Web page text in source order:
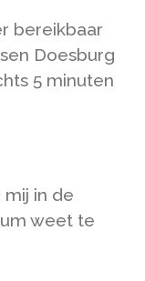
bereikbaar
Doesburg
5 minuten
in de
weet te